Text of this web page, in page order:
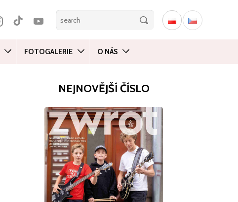
FOTOGALERIE O NÁS
NEJNOVĚJŠÍ ČÍSLO